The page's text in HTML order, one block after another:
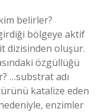
belirler?
bölgeye aktif
dizisinden oluşur.
özgüllüğü
…substrat adı
katalize eden
enzimler